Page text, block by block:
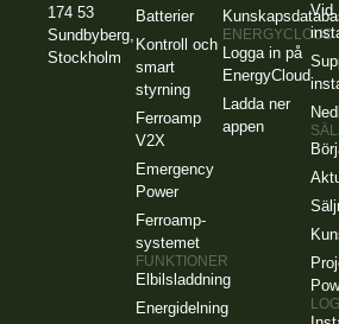
174 53
Sundbyberg,
Stockholm
Batterier
Kontroll och
smart
styrning
Ferroamp
V2X
Emergency
Power
Ferroamp-
systemet
FUNKTIONER
Elbilsladdning
Energidelning
ENERGYCLOUD
Logga in på
EnergyCloud
Ladda ner
appen
Vid